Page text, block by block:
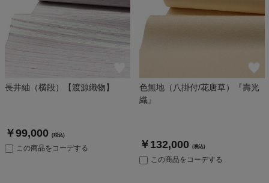
長井紬（横段）【渡源織物】
￥99,000 (税込)
この商品をコーデする
色無地（八掛付/花唐草）『壽光
織』
￥132,000 (税込)
この商品をコーデする